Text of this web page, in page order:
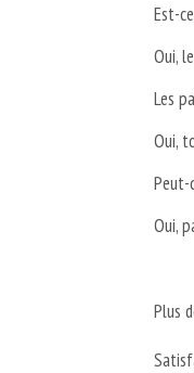
Est-
Oui,
Les
Oui,
Peut-
Oui,
Plus